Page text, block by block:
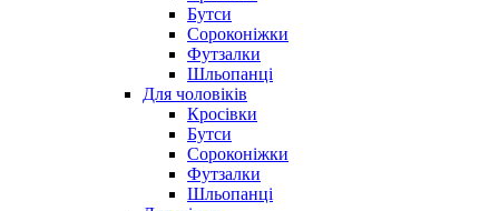
Бутси
Сороконіжки
Футзалки
Шльопанці
Для чоловіків
Кросівки
Бутси
Сороконіжки
Футзалки
Шльопанці